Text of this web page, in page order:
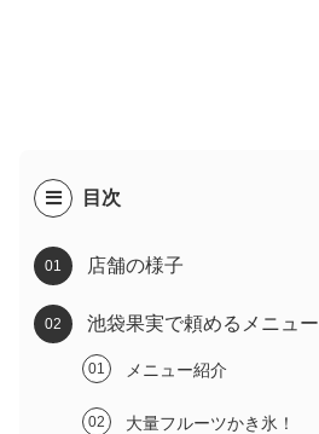
目次
店舗の様子
池袋果実で頼めるメニュー
メニュー紹介
大量フルーツかき氷！